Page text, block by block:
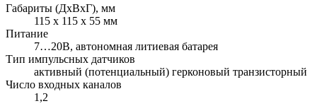
Габариты (ДхВхГ), мм
115 x 115 x 55 мм
Питание
7…20В, автономная литиевая батарея
Тип импульсных датчиков
активный (потенциальный) герконовый транзисторный
Число входных каналов
1,2